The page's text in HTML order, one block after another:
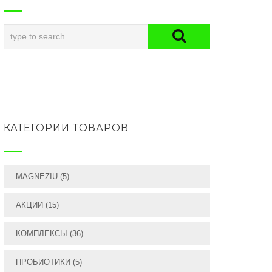
КАТЕГОРИИ ТОВАРОВ
MAGNEZIU (5)
АКЦИИ (15)
КОМПЛЕКСЫ (36)
ПРОБИОТИКИ (5)